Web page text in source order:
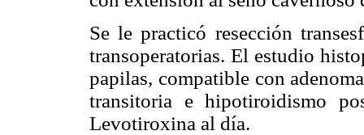
Se le practicó resección
transoperatorias. El estudio
papilas, compatible con
transitoria e hipotiroidismo
Levotiroxina al día.